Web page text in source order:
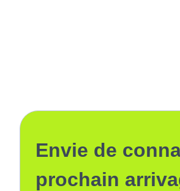
Envie de
prochain